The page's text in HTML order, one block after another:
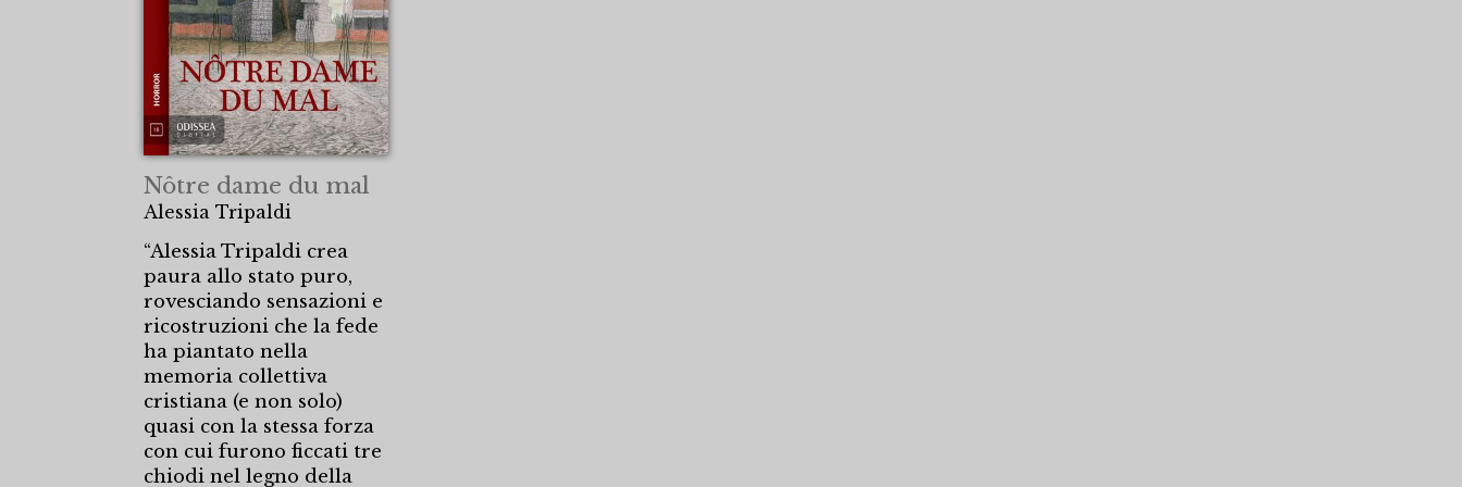
Nôtre dame du mal
Alessia Tripaldi
“Alessia Tripaldi crea
paura allo stato puro,
rovesciando sensazioni e
ricostruzioni che la fede
ha piantato nella
memoria collettiva
cristiana (e non solo)
quasi con la stessa forza
con cui furono ficcati tre
chiodi nel legno della